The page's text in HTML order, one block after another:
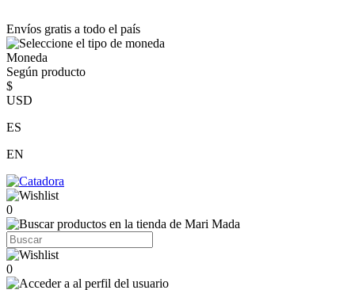
Envíos gratis a todo el país
Moneda
Según producto
$
USD
ES
EN
0
0